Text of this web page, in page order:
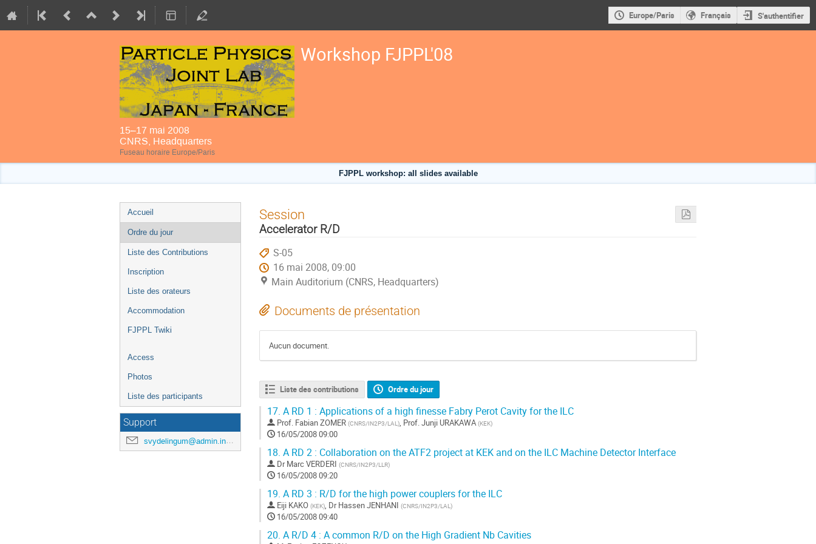
Europe/Paris Français S'authentifier
Workshop FJPPL'08
15–17 mai 2008
CNRS, Headquarters
Fuseau horaire Europe/Paris
FJPPL workshop: all slides available
Menu
de
l'événement
Accueil
Ordre du jour
Liste des Contributions
Inscription
Liste des orateurs
Accommodation
FJPPL Twiki
Access
Photos
Liste des participants
Support
svydelingum@admin.in2p3.fr
Session
Accelerator R/D
S-05
16 mai 2008, 09:00
Main Auditorium (CNRS, Headquarters)
Documents de présentation
Aucun document.
Liste des contributions Ordre du jour
17. A RD 1 : Applications of a high finesse Fabry Perot Cavity for the ILC
Prof. Fabian ZOMER (CNRS/IN2P3/LAL ) Prof. Junji URAKAWA (KEK)
16/05/2008 09:00
18. A RD 2 : Collaboration on the ATF2 project at KEK and on the ILC Machine Detector Interface
Dr Marc VERDERI (CNRS/IN2P3/LLR)
16/05/2008 09:20
19. A RD 3 : R/D for the high power couplers for the ILC
Eiji KAKO (KEK) Dr Hassen JENHANI (CNRS/IN2P3/LAL )
16/05/2008 09:40
20. A R/D 4 : A common R/D on the High Gradient Nb Cavities